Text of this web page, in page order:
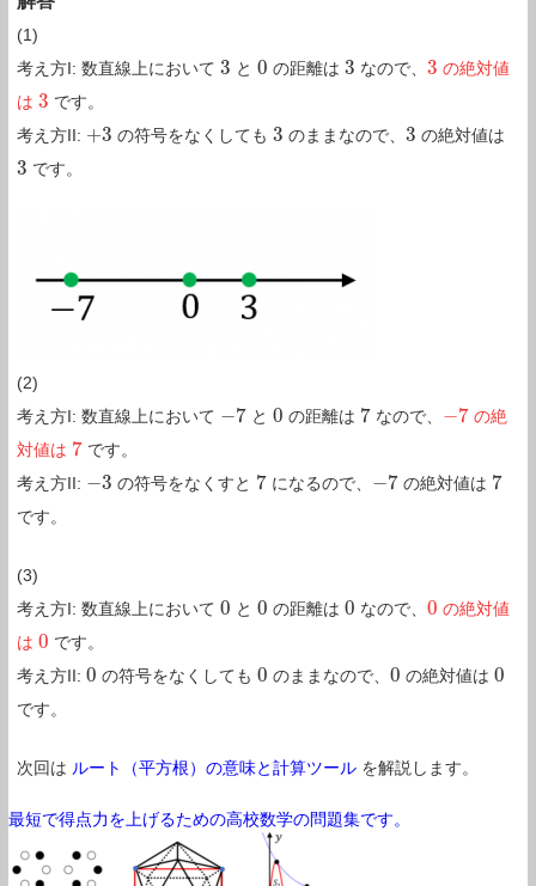
(1)
考え方I: 数直線上において 3
3 と0
0 の距離は3
3 なので、3
3 の絶対値
は 3
3 です。
考え方II: +3
+3 の符号をなくしても3
3 のままなので、3
3 の絶対値は
3
3 です。
(2)
考え方I: 数直線上において −7
−7 と0
0 の距離は 7
7 なので、 −7
−7
の絶
対値は 7
7 です。
考え方II: −3
−3 の符号をなくすと 7
7 になるので、 −7
−7 の絶対値は 7
7
です。
(3)
考え方I: 数直線上において 0
0 と0
0 の距離は0
0 なので、0
0 の絶対値
は 0
0 です。
考え方II: 0
0 の符号をなくしても0
0 のままなので、0
0 の絶対値は0
0
です。
次回は ルート（平方根）の意味と計算ツール を解説します。
最短で得点力を上げるための高校数学の問題集です。